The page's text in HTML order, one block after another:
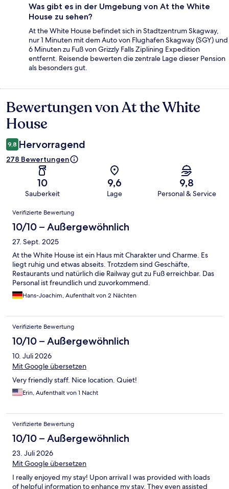
Was gibt es in der Umgebung von At the White
House zu sehen?
At the White House befindet sich in Stadtzentrum Skagway,
nur 1 Minuten mit dem Auto von Flughafen Skagway (SGY) und
6 Minuten zu Fuß von Grizzly Falls Ziplining Expedition
entfernt. Reisende bewerten die zentrale Lage dieser Pension
als besonders gut.
Bewertungen
Bewertungen von At the White
House
9,8 Hervorragend
278 Bewertungen
10
Sauberkeit
9,6
Lage
9,8
Personal & Service
Bewertungen
Verifizierte Bewertung
10/10 – Außergewöhnlich
27. Sept. 2025
At the White House ist ein Haus mit Charakter und Charme. Es
liegt ruhig und etwas abseits. Trotzdem sind Geschäfte,
Restaurants und natürlich die Railway gut zu Fuß erreichbar. Das
Personal ist freundlich und zuvorkommend.
Hans-Joachim, Aufenthalt von 2 Nächten
Verifizierte Bewertung
10/10 – Außergewöhnlich
10. Juli 2026
Mit Google übersetzen
Very friendly staff. Nice location. Quiet!
Erin, Aufenthalt von 1 Nacht
Verifizierte Bewertung
10/10 – Außergewöhnlich
23. Juli 2026
Mit Google übersetzen
I really enjoyed my stay! Upon arrival I was provided with loads
of helpful information to enhance my stay. They even assisted